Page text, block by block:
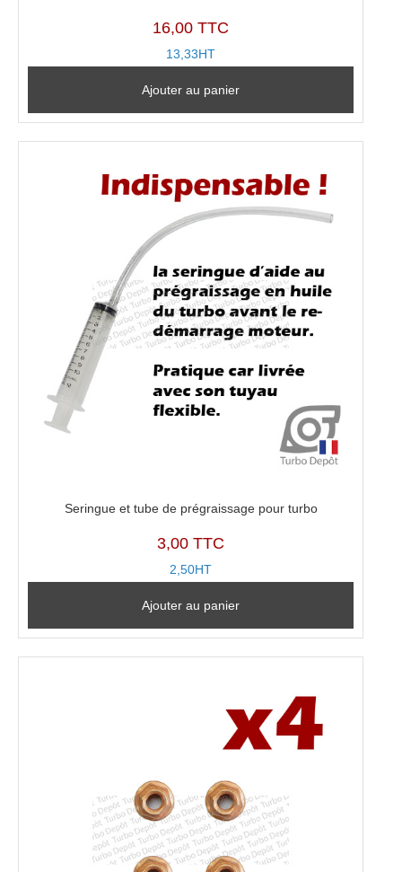
16,00 TTC
13,33HT
Ajouter au panier
Seringue et tube de prégraissage pour turbo
3,00 TTC
2,50HT
Ajouter au panier